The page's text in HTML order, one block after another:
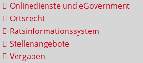
Onlinedienste und eGovernment
Ortsrecht
Ratsinformationssystem
Stellenangebote
Vergaben